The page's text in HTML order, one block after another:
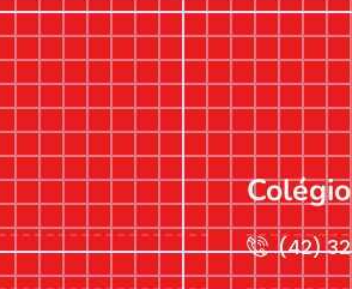
Colégio
(42)